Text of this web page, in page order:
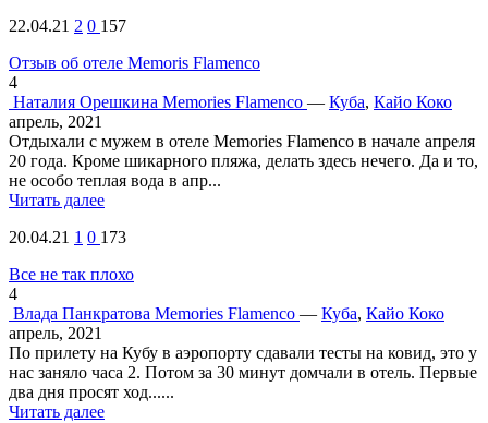
22.04.21 2 0 157
Отзыв об отеле Memoris Flamenco
4
Наталия Орешкина Memories Flamenco — Куба, Кайо Коко
апрель, 2021
Отдыхали с мужем в отеле Memories Flamenco в начале апреля
20 года. Кроме шикарного пляжа, делать здесь нечего. Да и то,
не особо теплая вода в апр...
Читать далее
20.04.21 1 0 173
Все не так плохо
4
Влада Панкратова Memories Flamenco — Куба, Кайо Коко
апрель, 2021
По прилету на Кубу в аэропорту сдавали тесты на ковид, это у
нас заняло часа 2. Потом за 30 минут домчали в отель. Первые
два дня просят ход......
Читать далее